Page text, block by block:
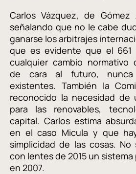
Carlos Vázquez, de Gómez
señalando que no le cabe
ganarse los arbitrajes
que es evidente que el 661
cualquier cambio normativo
de cara al futuro, nunca
existentes. También la
reconocido la necesidad de
para las renovables,
capital. Carlos estima
en el caso Micula y que
simplicidad de las cosas.
con lentes de 2015 un
en 2007.